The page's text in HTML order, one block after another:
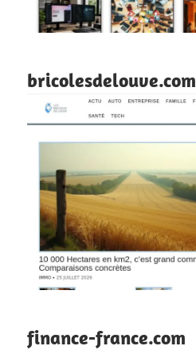
bricolesdelouve.com
finance-france.com